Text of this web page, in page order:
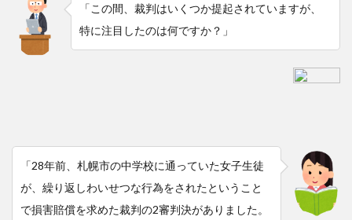
「この間、裁判はいくつか提起されていますが、
特に注目したのは何ですか？」
「28年前、札幌市の中学校に通っていた女子生徒
が、繰り返しわいせつな行為をされたということ
で損害賠償を求めた裁判の2審判決がありました。